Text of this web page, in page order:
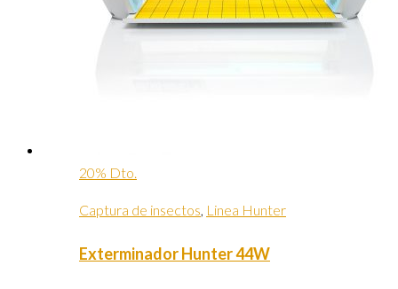
20% Dto.
Captura de insectos Linea Hunter
Exterminador Hunter 44W